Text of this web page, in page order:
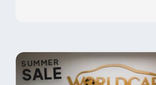
SUMMER
SALE